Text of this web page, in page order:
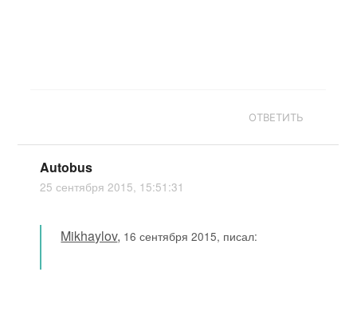
ОТВЕТИТЬ
Autobus
25 сентября 2015, 15:51:31
Mikhaylov, 16 сентября 2015, писал: